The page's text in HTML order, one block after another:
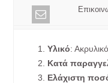
1.Υλικό:
2. Κατά
3. Ελάχιστη